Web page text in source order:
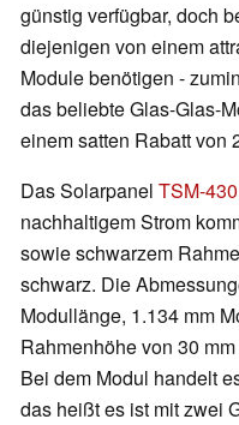
günstig verfügbar, doch
diejenigen von einem
Module benötigen -
das beliebte Glas-Glas-
einem satten Rabatt von
Das Solarpanel TSM-
nachhaltigem Strom
sowie schwarzem
schwarz. Die
Modullänge, 1.134 mm
Rahmenhöhe von 30
Bei dem Modul handelt
das heißt es ist mit zwei